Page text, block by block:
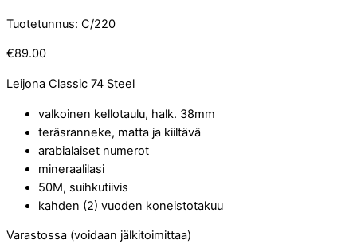
Tuotetunnus: C/220
€89.00
Leijona Classic 74 Steel
valkoinen kellotaulu, halk. 38mm
teräsranneke, matta ja kiiltävä
arabialaiset numerot
mineraalilasi
50M, suihkutiivis
kahden (2) vuoden koneistotakuu
Varastossa (voidaan jälkitoimittaa)